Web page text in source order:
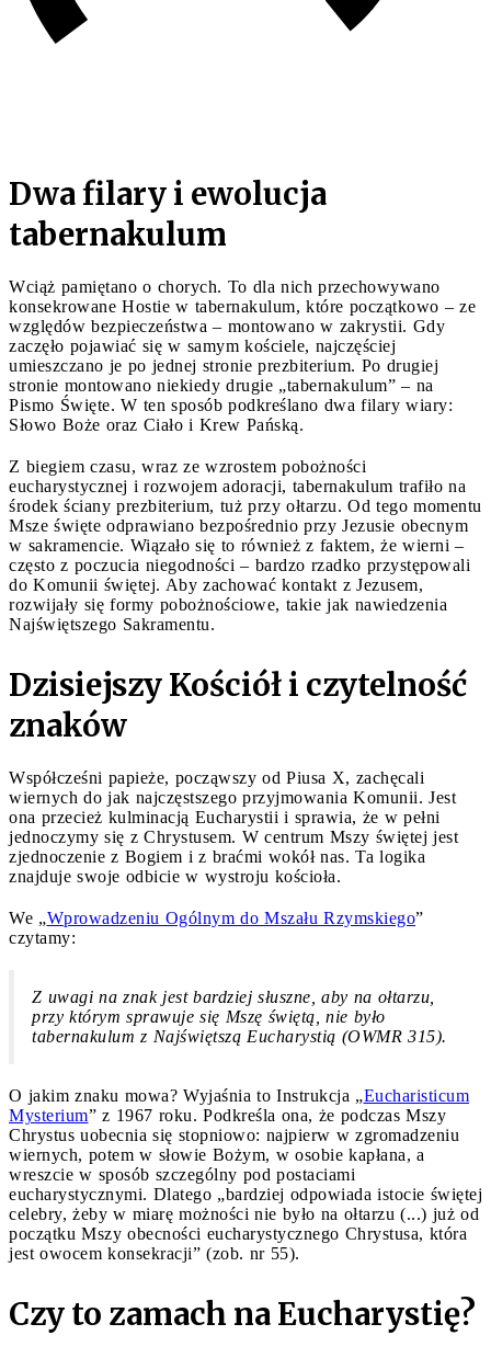
Dwa filary i ewolucja
tabernakulum
Wciąż pamiętano o chorych. To dla nich przechowywano
konsekrowane Hostie w tabernakulum, które początkowo – ze
względów bezpieczeństwa – montowano w zakrystii. Gdy
zaczęło pojawiać się w samym kościele, najczęściej
umieszczano je po jednej stronie prezbiterium. Po drugiej
stronie montowano niekiedy drugie „tabernakulum” – na
Pismo Święte. W ten sposób podkreślano dwa filary wiary:
Słowo Boże oraz Ciało i Krew Pańską.
Z biegiem czasu, wraz ze wzrostem pobożności
eucharystycznej i rozwojem adoracji, tabernakulum trafiło na
środek ściany prezbiterium, tuż przy ołtarzu. Od tego momentu
Msze święte odprawiano bezpośrednio przy Jezusie obecnym
w sakramencie. Wiązało się to również z faktem, że wierni –
często z poczucia niegodności – bardzo rzadko przystępowali
do Komunii świętej. Aby zachować kontakt z Jezusem,
rozwijały się formy pobożnościowe, takie jak nawiedzenia
Najświętszego Sakramentu.
Dzisiejszy Kościół i czytelność
znaków
Współcześni papieże, począwszy od Piusa X, zachęcali
wiernych do jak najczęstszego przyjmowania Komunii. Jest
ona przecież kulminacją Eucharystii i sprawia, że w pełni
jednoczymy się z Chrystusem. W centrum Mszy świętej jest
zjednoczenie z Bogiem i z braćmi wokół nas. Ta logika
znajduje swoje odbicie w wystroju kościoła.
We „Wprowadzeniu Ogólnym do Mszału Rzymskiego”
czytamy:
Z uwagi na znak jest bardziej słuszne, aby na ołtarzu,
przy którym sprawuje się Mszę świętą, nie było
tabernakulum z Najświętszą Eucharystią (OWMR 315).
O jakim znaku mowa? Wyjaśnia to Instrukcja „Eucharisticum
Mysterium” z 1967 roku. Podkreśla ona, że podczas Mszy
Chrystus uobecnia się stopniowo: najpierw w zgromadzeniu
wiernych, potem w słowie Bożym, w osobie kapłana, a
wreszcie w sposób szczególny pod postaciami
eucharystycznymi. Dlatego „bardziej odpowiada istocie świętej
celebry, żeby w miarę możności nie było na ołtarzu (...) już od
początku Mszy obecności eucharystycznego Chrystusa, która
jest owocem konsekracji” (zob. nr 55).
Czy to zamach na Eucharystię?